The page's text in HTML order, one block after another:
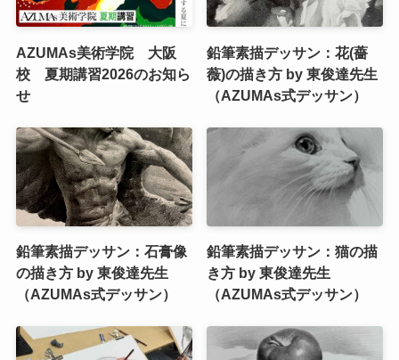
AZUMAs美術学院 大阪
校 夏期講習2026のお知ら
せ
鉛筆素描デッサン：花(薔
薇)の描き方 by 東俊達先生
（AZUMAs式デッサン）
鉛筆素描デッサン：石膏像
の描き方 by 東俊達先生
（AZUMAs式デッサン）
鉛筆素描デッサン：猫の描
き方 by 東俊達先生
（AZUMAs式デッサン）